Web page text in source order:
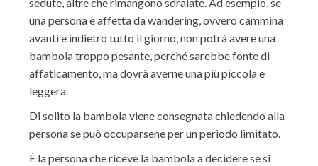
sedute, altre che rimangono sdraiate. Ad esempio, se
una persona è affetta da wandering, ovvero cammina
avanti e indietro tutto il giorno, non potrà avere una
bambola troppo pesante, perché sarebbe fonte di
affaticamento, ma dovrà averne una più piccola e
leggera.
Di solito la bambola viene consegnata chiedendo alla
persona se può occuparsene per un periodo limitato.
È la persona che riceve la bambola a decidere se si